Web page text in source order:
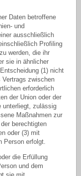
Daten betroffene
und
ausschließlich
Profiling
werden, die ihr
sie in ähnlicher
(1) nicht
Vertrags zwischen
erforderlich
der Union oder der
unterliegt, zulässig
Maßnahmen zur
berechtigten
oder (3) mit
Person erfolgt.
die Erfüllung
und dem